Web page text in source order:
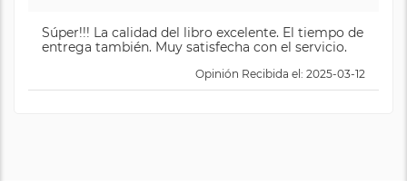
Súper!!! La calidad del libro excelente. El tiempo de
entrega también. Muy satisfecha con el servicio.
Opinión Recibida el: 2025-03-12